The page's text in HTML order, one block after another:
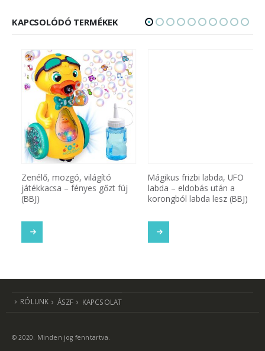
KAPCSOLÓDÓ TERMÉKEK
Zenélő, mozgó, világító
játékkacsa – fényes gőzt fúj
(BBJ)
Mágikus frizbi labda, UFO
labda – eldobás után a
korongból labda lesz (BBJ)
RÓLUNK ÁSZF KAPCSOLAT
© 2020. Minden jog fenntartva.